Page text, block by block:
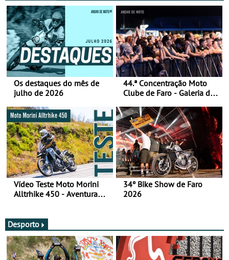
Os destaques do mês de
julho de 2026
44.ª Concentração Moto
Clube de Faro - Galeria de
Vídeo Teste Moto Morini
Alltrhike 450 - Aventura
34º Bike Show de Faro
2026
Desporto